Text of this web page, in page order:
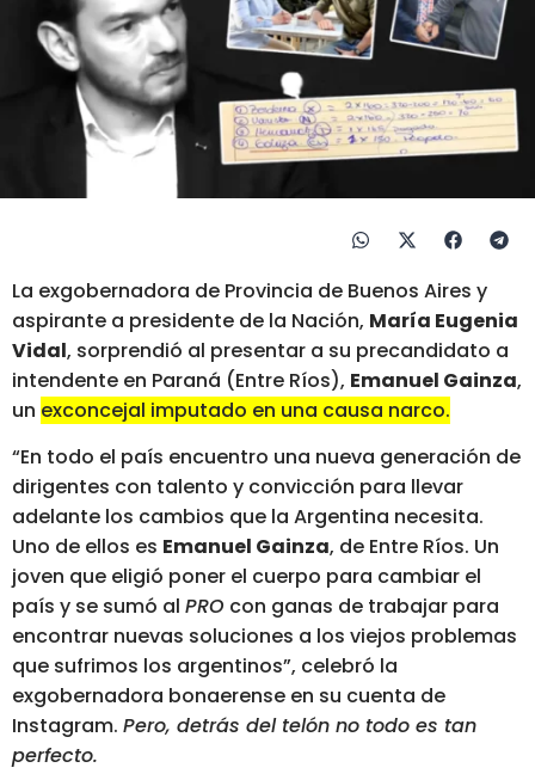
La exgobernadora de Provincia de Buenos Aires y
aspirante a presidente de la Nación, María Eugenia
Vidal, sorprendió al presentar a su precandidato a
intendente en Paraná (Entre Ríos), Emanuel Gainza,
un exconcejal imputado en una causa narco.
“En todo el país encuentro una nueva generación de
dirigentes con talento y convicción para llevar
adelante los cambios que la Argentina necesita.
Uno de ellos es Emanuel Gainza, de Entre Ríos. Un
joven que eligió poner el cuerpo para cambiar el
país y se sumó al PRO con ganas de trabajar para
encontrar nuevas soluciones a los viejos problemas
que sufrimos los argentinos”, celebró la
exgobernadora bonaerense en su cuenta de
Instagram. Pero, detrás del telón no todo es tan
perfecto.